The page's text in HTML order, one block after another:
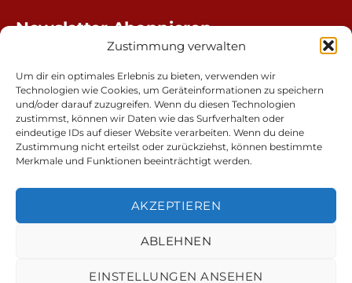
Zustimmung verwalten
Um dir ein optimales Erlebnis zu bieten, verwenden wir
Technologien wie Cookies, um Geräteinformationen zu speichern
und/oder darauf zuzugreifen. Wenn du diesen Technologien
zustimmst, können wir Daten wie das Surfverhalten oder
eindeutige IDs auf dieser Website verarbeiten. Wenn du deine
Zustimmung nicht erteilst oder zurückziehst, können bestimmte
Merkmale und Funktionen beeinträchtigt werden.
AKZEPTIEREN
ABLEHNEN
EINSTELLUNGEN ANSEHEN
Newsletter Abonnieren